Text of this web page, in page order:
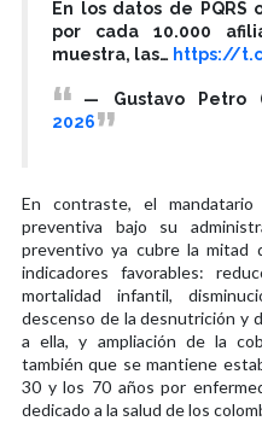
En los datos de
por cada 10.000
muestra, las… https://
— Gustavo Petro
2026
En contraste, el
preventiva bajo su
preventivo ya cubre la mitad
indicadores favorables:
mortalidad infantil,
descenso de la desnutrición y
a ella, y ampliación de la
también que se mantiene
30 y los 70 años por
dedicado a la salud de los